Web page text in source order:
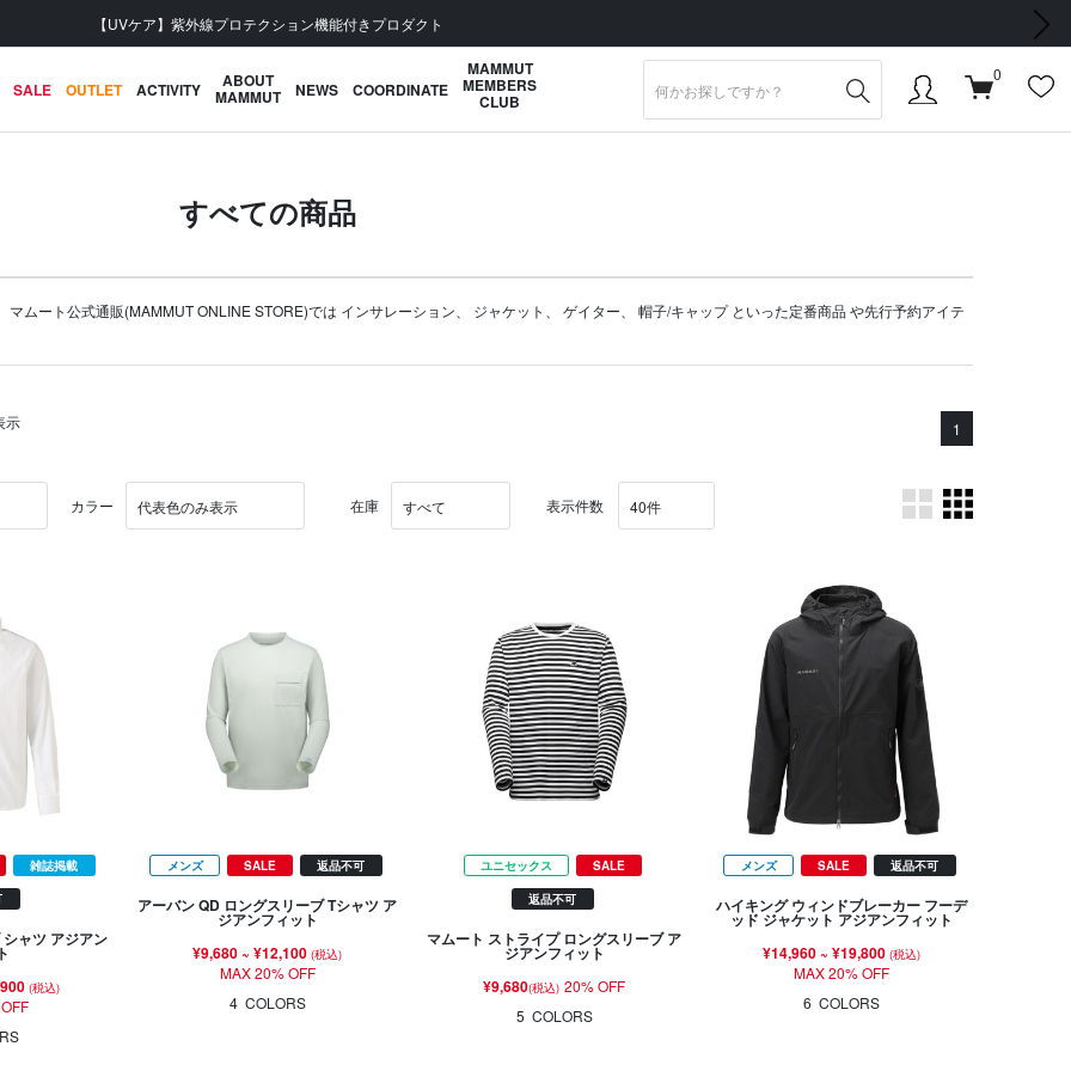
会員登録で【5,500円 (税込) 以上 送料無料】 次の画像
SALE OUTLET ACTIVITY ABOUT
MAMMUT NEWS COORDINATE
MAMMUT
MEMBERS
CLUB
0
すべての商品
ムート公式通販(MAMMUT ONLINE STORE)では インサレーション ジャケット ゲイター 帽子/キャップといった定番商品 や先行予約アイテ
示 1
カラー 在庫 表示件数
雑誌掲載
ャツ アジアン
(税込)
メンズ SALE 返品不可
アーバン QD ロングスリーブ Tシャツ ア
ジアンフィット
¥9,680~ ¥12,100(税込)
MAX 20% OFF
4 COLORS
ユニセックス SALE
返品不可
マムート ストライプ ロングスリーブ ア
ジアンフィット
¥9,680(税込) 20% OFF
5 COLORS
メンズ SALE 返品不可
ハイキング ウィンドブレーカー フーデ
ッド ジャケット アジアンフィット
¥14,960~ ¥19,800 (税込)
MAX 20% OFF
6 COLORS